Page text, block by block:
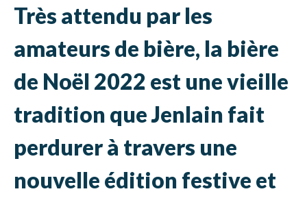
Très attendu par les
amateurs de bière, la bière
de Noël 2022 est une vieille
tradition que Jenlain fait
perdurer à travers une
nouvelle édition festive et